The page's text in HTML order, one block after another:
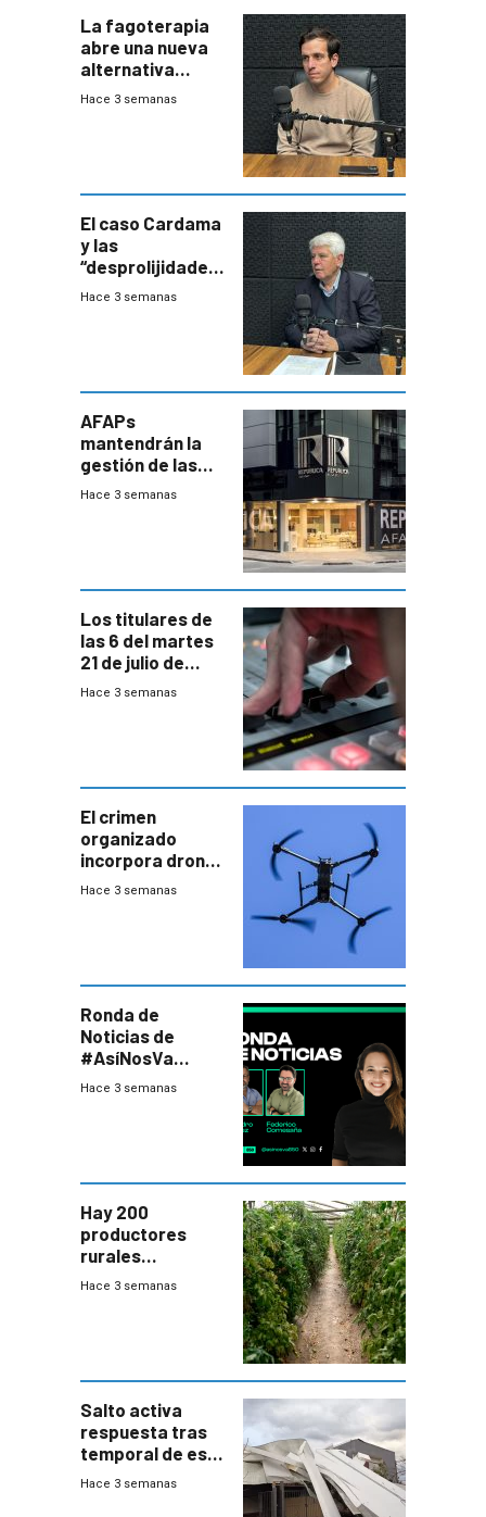
La fagoterapia
abre una nueva
alternativa
contra bacterias
innovadora
Hace 3 semanas
El caso Cardama
y las
“desprolijidades”
que la
Hace 3 semanas
AFAPs
mantendrán la
gestión de las
cuentas
Hace 3 semanas
Los titulares de
las 6 del martes
21 de julio de
2026
Hace 3 semanas
El crimen
organizado
incorpora drones
y abre un nuevo
Hace 3 semanas
Ronda de
Noticias de
#AsíNosVa
(20/7/26)
Hace 3 semanas
Hay 200
productores
rurales
afectados tras
Hace 3 semanas
Salto activa
respuesta tras
temporal de este
sábado con
Hace 3 semanas